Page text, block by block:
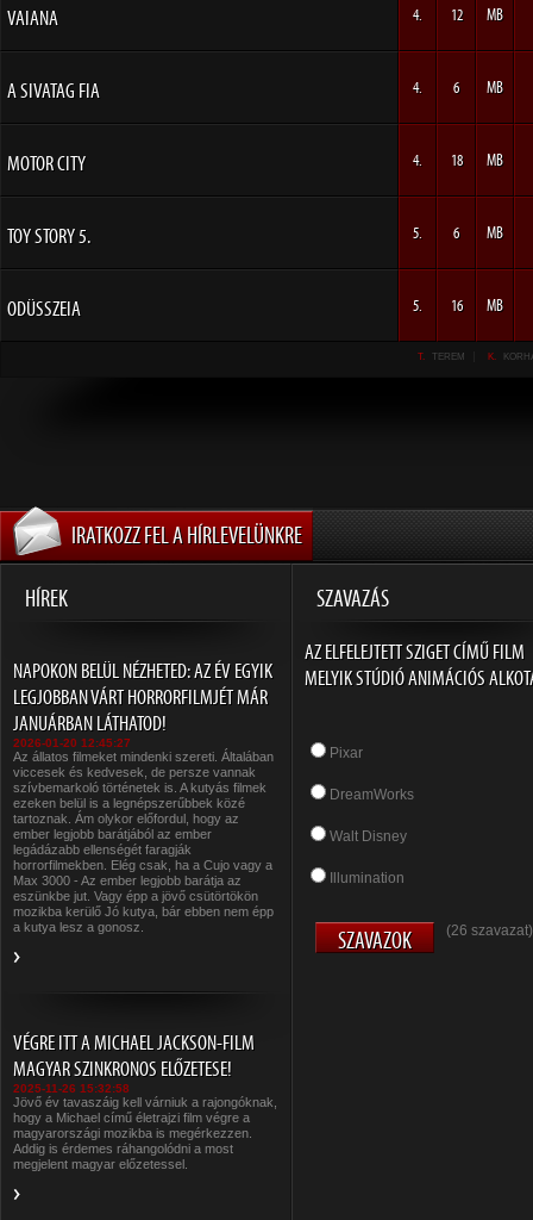
VAIANA 4. 12 MB
A SIVATAG FIA 4. 6 MB
MOTOR CITY 4. 18 MB
TOY STORY 5. 5. 6 MB
ODÜSSZEIA 5. 16 MB
T. TEREM K.
IRATKOZZ FEL A HÍRLEVELÜNKRE
HÍREK SZAVAZÁS
NAPOKON BELÜL NÉZHETED: AZ ÉV EGYIK
LEGJOBBAN VÁRT HORRORFILMJÉT MÁR
JANUÁRBAN LÁTHATOD!
2026-01-20 12:45:27
Az állatos filmeket mindenki szereti. Általában
viccesek és kedvesek, de persze vannak
szívbemarkoló történetek is. A kutyás filmek
ezeken belül is a legnépszerűbbek közé
tartoznak. Ám olykor előfordul, hogy az
ember legjobb barátjából az ember
legádázabb ellenségét faragják
horrorfilmekben. Elég csak, ha a Cujo vagy a
Max 3000 - Az ember legjobb barátja az
eszünkbe jut. Vagy épp a jövő csütörtökön
mozikba kerülő Jó kutya, bár ebben nem épp
a kutya lesz a gonosz.
VÉGRE ITT A MICHAEL JACKSON-FILM
MAGYAR SZINKRONOS ELŐZETESE!
2025-11-26 15:32:58
Jövő év tavaszáig kell várniuk a rajongóknak,
hogy a Michael című életrajzi film végre a
magyarországi mozikba is megérkezzen.
Addig is érdemes ráhangolódni a most
megjelent magyar előzetessel.
AZ ELFELEJTETT SZIGET CÍMŰ FILM
MELYIK STÚDIÓ ANIMÁCIÓS
Pixar
DreamWorks
Walt Disney
Illumination
(26 szavazat)